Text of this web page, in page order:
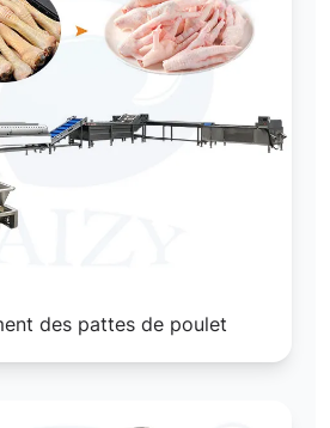
des pattes de poulet